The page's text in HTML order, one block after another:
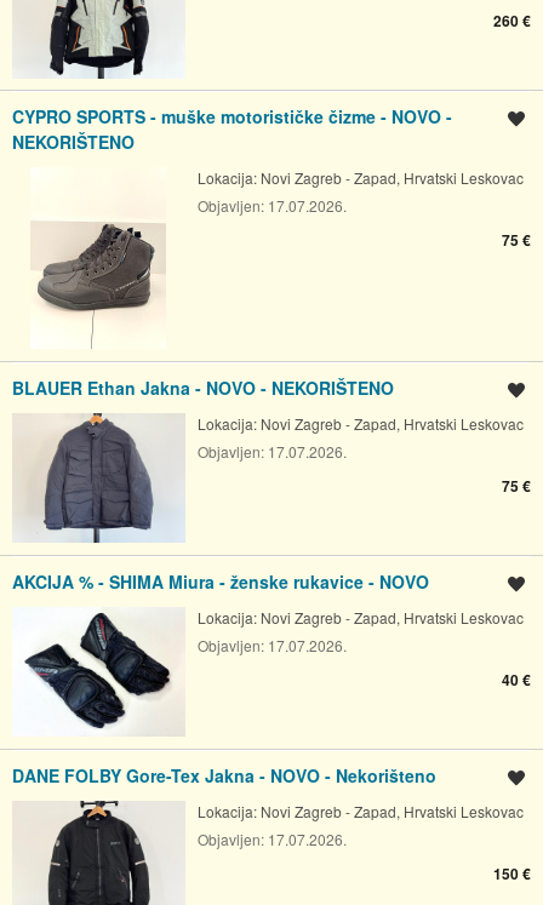
260 €
CYPRO SPORTS - muške motorističke čizme - NOVO -
NEKORIŠTENO
Lokacija: Novi Zagreb - Zapad, Hrvatski Leskovac
Objavljen: 17.07.2026.
75 €
BLAUER Ethan Jakna - NOVO - NEKORIŠTENO
Lokacija: Novi Zagreb - Zapad, Hrvatski Leskovac
Objavljen: 17.07.2026.
75 €
AKCIJA % - SHIMA Miura - ženske rukavice - NOVO
Lokacija: Novi Zagreb - Zapad, Hrvatski Leskovac
Objavljen: 17.07.2026.
40 €
DANE FOLBY Gore-Tex Jakna - NOVO - Nekorišteno
Lokacija: Novi Zagreb - Zapad, Hrvatski Leskovac
Objavljen: 17.07.2026.
150 €